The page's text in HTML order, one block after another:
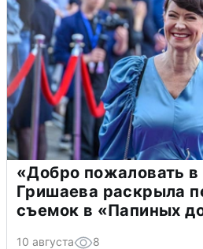
«Добро пожаловать
Гришаева раскрыла
съемок в «Папиных
10 августа 8